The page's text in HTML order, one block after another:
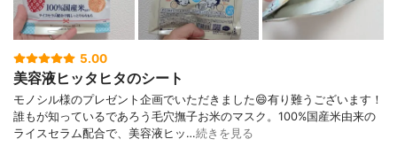
5.00
美容液ヒッタヒタのシート
モノシル様のプレゼント企画でいただきました😄有り難うございます！
誰もが知っているであろう毛穴撫子お米のマスク。100%国産米由来の
ライスセラム配合で、美容液ヒッ…続きを見る